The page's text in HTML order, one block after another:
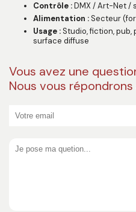
Contrôle :DMX / Art-Net /
Alimentation :Secteur
Usage :Studio, fiction,
surface diffuse
Vous avez une
Nous vous